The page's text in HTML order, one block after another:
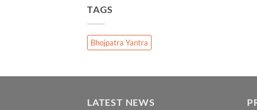
TAGS
Bhojpatra Yantra
LATEST NEWS